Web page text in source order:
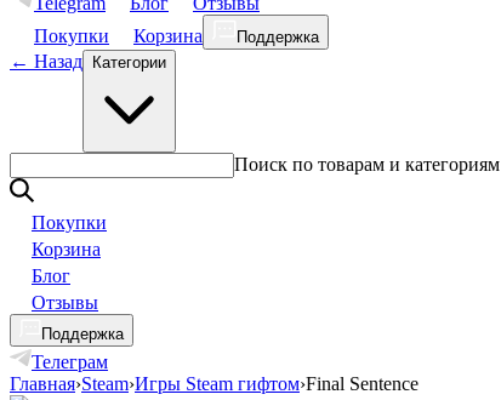
Покупки
Корзина Поддержка
← Назад Категории
Поиск по товарам и категориям
Покупки
Корзина
Блог
Отзывы
Поддержка
Телеграм
Главная›Steam›Игры Steam гифтом›Final Sentence